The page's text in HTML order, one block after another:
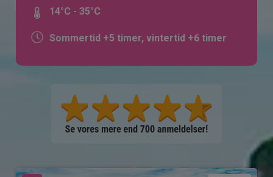
14°C - 35°C
Sommertid +5 timer, vintertid +6 timer